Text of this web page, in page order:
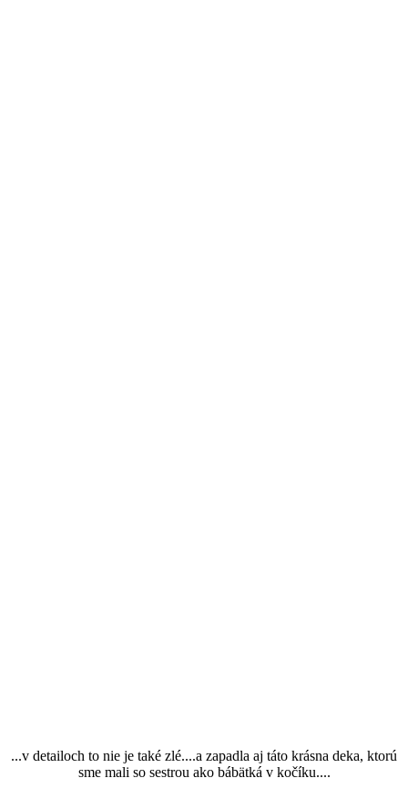
...v detailoch to nie je také zlé....a zapadla aj táto krásna deka, ktorú
sme mali so sestrou ako bábätká v kočíku....